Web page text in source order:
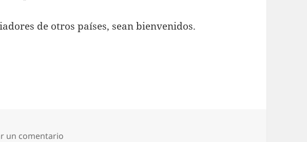
de otros países, sean bienvenidos.
un comentario